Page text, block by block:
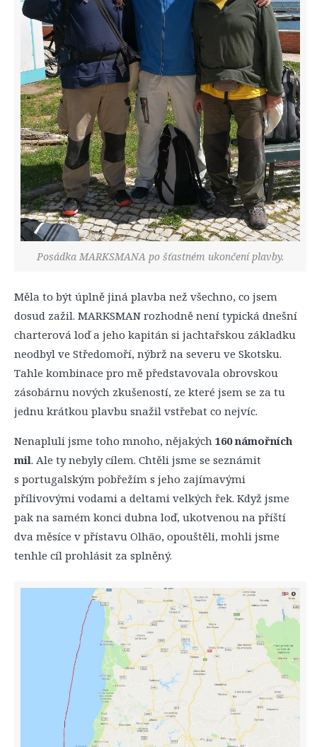
Posádka MARKSMANA po šťastném ukončení plavby.
Měla to být úplně jiná plavba než všechno, co jsem
dosud zažil. MARKSMAN rozhodně není typická dnešní
charterová loď a jeho kapitán si jachtařskou základku
neodbyl ve Středomoří, nýbrž na severu ve Skotsku.
Tahle kombinace pro mě představovala obrovskou
zásobárnu nových zkušeností, ze které jsem se za tu
jednu krátkou plavbu snažil vstřebat co nejvíc.
Nenapluli jsme toho mnoho, nějakých 160 námořních
mil. Ale ty nebyly cílem. Chtěli jsme se seznámit
s portugalským pobřežím s jeho zajímavými
přílivovými vodami a deltami velkých řek. Když jsme
pak na samém konci dubna loď, ukotvenou na příští
dva měsíce v přístavu Olhão, opouštěli, mohli jsme
tenhle cíl prohlásit za splněný.